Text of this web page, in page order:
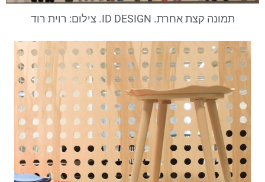
תמונה קצת אחרת. ID DESIGN. צילום: רוית רוד